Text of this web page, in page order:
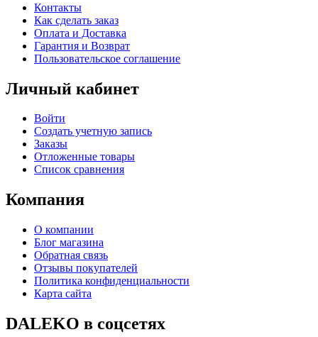
Контакты
Как сделать заказ
Оплата и Доставка
Гарантия и Возврат
Пользовательское соглашение
Личный кабинет
Войти
Создать учетную запись
Заказы
Отложенные товары
Список сравнения
Компания
О компании
Блог магазина
Обратная связь
Отзывы покупателей
Политика конфиденциальности
Карта сайта
DALEKO в соцсетях